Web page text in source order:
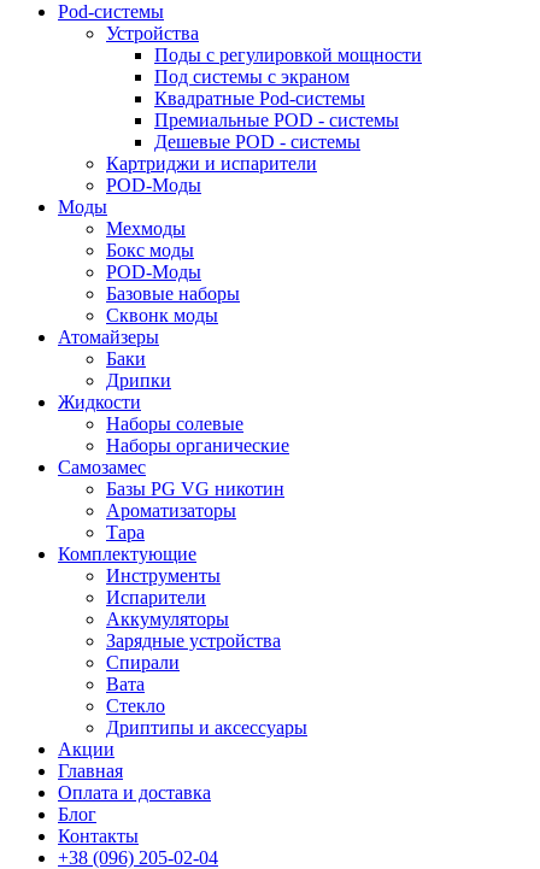
Pod-системы
Устройства
Поды с регулировкой мощности
Под системы с экраном
Квадратные Pod-системы
Премиальные POD - системы
Дешевые POD - системы
Картриджи и испарители
POD-Моды
Моды
Мехмоды
Бокс моды
POD-Моды
Базовые наборы
Сквонк моды
Атомайзеры
Баки
Дрипки
Жидкости
Наборы солевые
Наборы органические
Самозамес
Базы PG VG никотин
Ароматизаторы
Тара
Комплектующие
Инструменты
Испарители
Аккумуляторы
Зарядные устройства
Спирали
Вата
Стекло
Дриптипы и аксессуары
Акции
Главная
Оплата и доставка
Блог
Контакты
+38 (096) 205-02-04